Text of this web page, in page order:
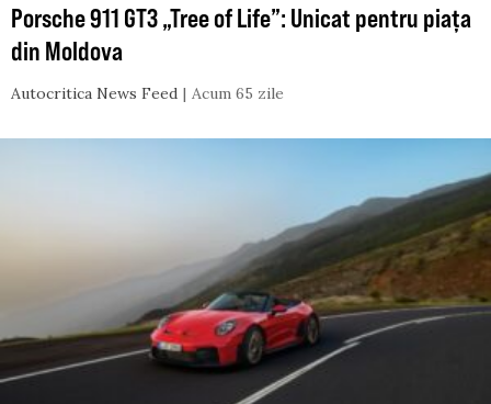
Porsche 911 GT3 „Tree of Life”: Unicat pentru piața
din Moldova
Autocritica News Feed Acum 65 zile